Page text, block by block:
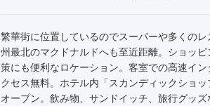
繁華街に位置しているのでスーパーや多くの
州最北のマクドナルドへも至近距離。ショッ
策にも便利なロケーション。客室での高速イ
クセス無料。ホテル内「スカンディックショ
オープン。飲み物、サンドイッチ、旅行グッ